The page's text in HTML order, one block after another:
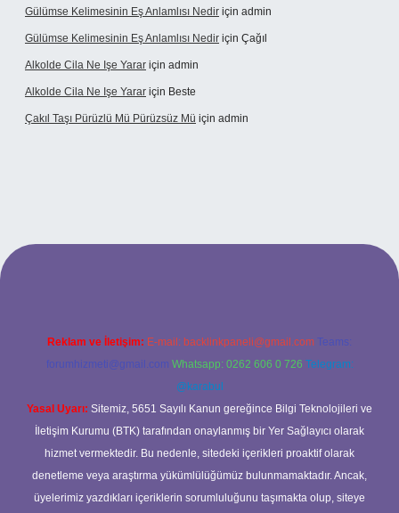
Gülümse Kelimesinin Eş Anlamlısı Nedir için admin
Gülümse Kelimesinin Eş Anlamlısı Nedir için Çağıl
Alkolde Cila Ne Işe Yarar için admin
Alkolde Cila Ne Işe Yarar için Beste
Çakıl Taşı Pürüzlü Mü Pürüzsüz Mü için admin
Reklam ve İletişim: E-mail: backlinkpaneli@gmail.com Teams:
forumhizmeti@gmail.com Whatsapp: 0262 606 0 726 Telegram:
@karabul
Yasal Uyarı: Sitemiz, 5651 Sayılı Kanun gereğince Bilgi Teknolojileri ve
İletişim Kurumu (BTK) tarafından onaylanmış bir Yer Sağlayıcı olarak
hizmet vermektedir. Bu nedenle, sitedeki içerikleri proaktif olarak
denetleme veya araştırma yükümlülüğümüz bulunmamaktadır. Ancak,
üyelerimiz yazdıkları içeriklerin sorumluluğunu taşımakta olup, siteye